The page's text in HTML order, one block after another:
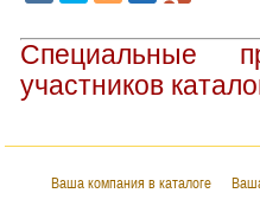
Специальные
участников
Ваша компания в каталоге